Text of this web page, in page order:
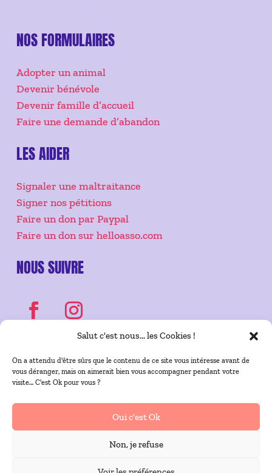
Salut c'est nous... les Cookies !
On a attendu d'être sûrs que le contenu de ce site vous intéresse avant de
vous déranger, mais on aimerait bien vous accompagner pendant votre
visite… C'est Ok pour vous ?
Oui c'est Ok
Non, je refuse
NOS FORMULAIRES
Adopter un animal
Devenir bénévole
Devenir famille d’accueil
Faire une demande d’abandon
LES AIDER
Signaler une maltraitance
Signer nos pétitions
Faire un don par Paypal
Faire un don sur helloasso.com
NOUS SUIVRE
Copyright 2022 | Designed bySteph Studio
Mentions légales